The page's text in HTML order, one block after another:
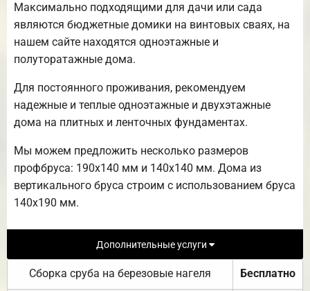
Максимально подходящими для дачи или сада
являются бюджетные домики на винтовых сваях, на
нашем сайте находятся одноэтажные и
полуторатажные дома.
Для постоянного проживания, рекомендуем
надежные и теплые одноэтажные и двухэтажные
дома на плитных и ленточных фундаментах.
Мы можем предложить несколько размеров
профбруса: 190х140 мм и 140х140 мм. Дома из
вертикального бруса строим с использованием бруса
140х190 мм.
Дополнительные услуги
Сборка сруба на березовые нагеля Бесплатно